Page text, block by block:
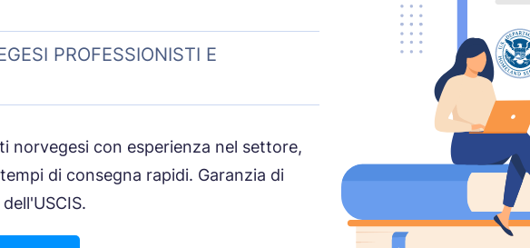
PROFESSIONISTI E
norvegesi con esperienza nel settore,
di consegna rapidi. Garanzia di